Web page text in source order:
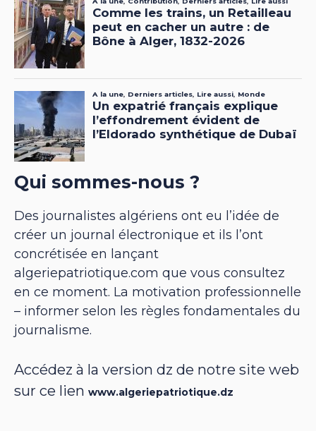
Qui sommes-nous ?
Des journalistes algériens ont eu l’idée de
créer un journal électronique et ils l’ont
concrétisée en lançant
algeriepatriotique.com que vous consultez
en ce moment. La motivation professionnelle
– informer selon les règles fondamentales du
journalisme.
Accédez à la version dz de notre site web
sur ce lien www.algeriepatriotique.dz